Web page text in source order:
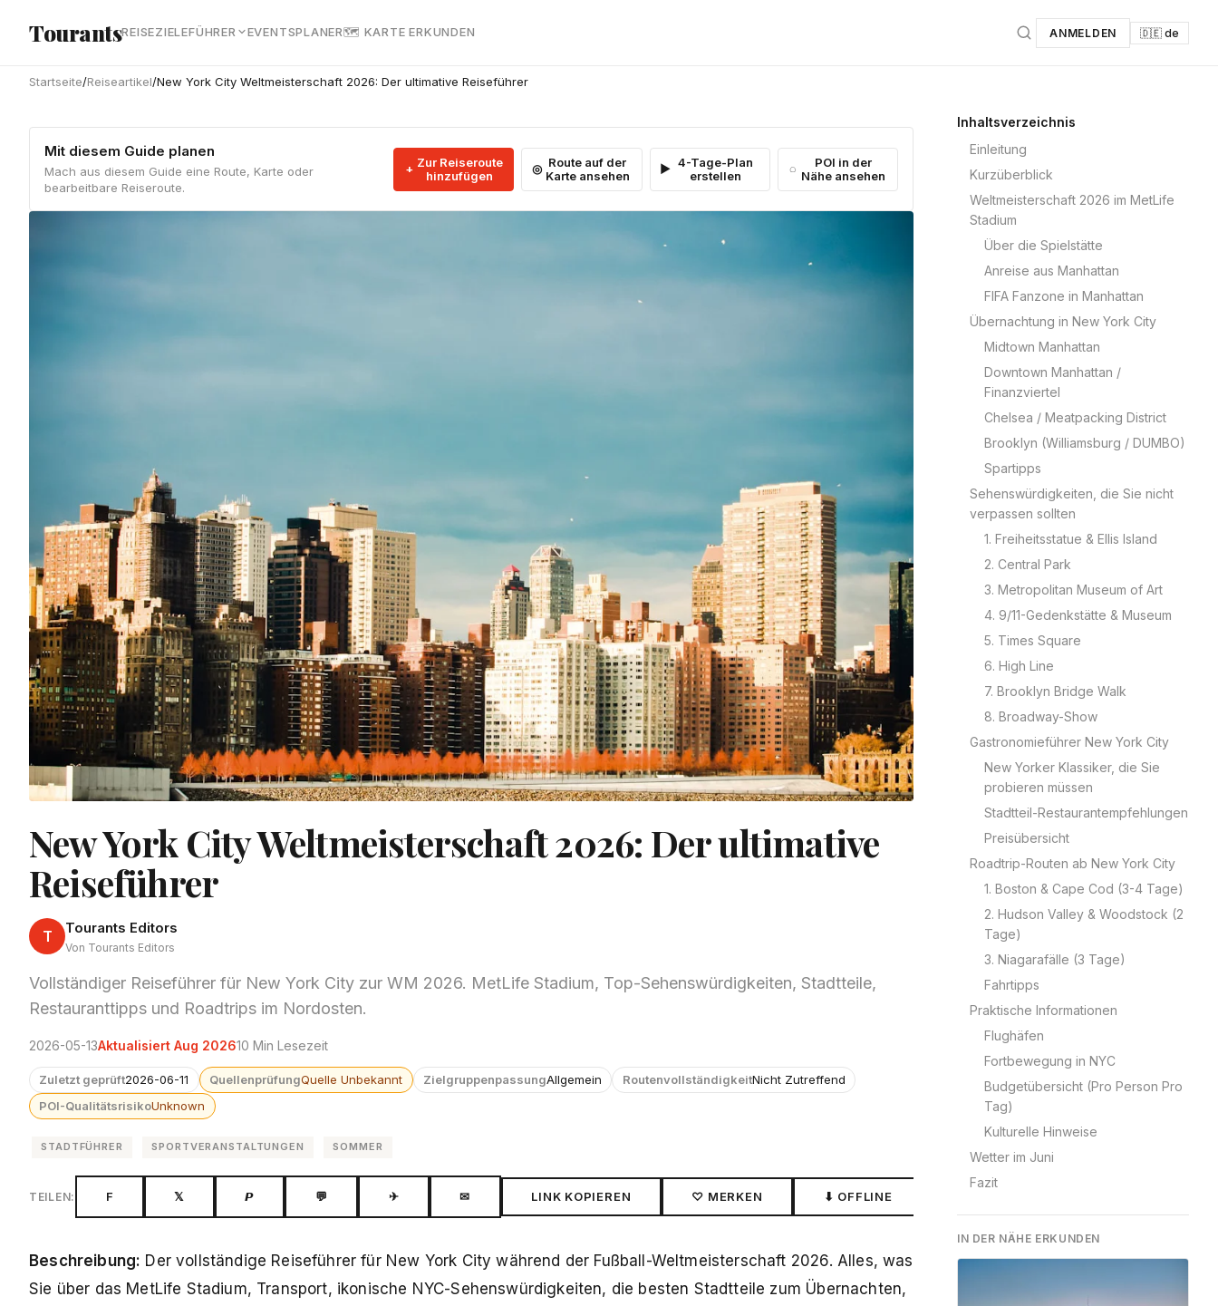
TourantsREISEZIELEFÜHRER EVENTSPLANER🗺 KARTE ERKUNDEN ANMELDEN 🇩🇪 de
Startseite/Reiseartikel/New York City Weltmeisterschaft 2026: Der ultimative Reiseführer
Mit diesem Guide planen
Mach aus diesem Guide eine Route, Karte oder
bearbeitbare Reiseroute.
Zur Reiseroute
hinzufügen
Route auf der
Karte ansehen
4-Tage-Plan
erstellen
POI in der
Nähe ansehen
New York City Weltmeisterschaft 2026: Der ultimative
Reiseführer
T Tourants Editors
Von Tourants Editors
Vollständiger Reiseführer für New York City zur WM 2026. MetLife Stadium, Top-Sehenswürdigkeiten, Stadtteile,
Restauranttipps und Roadtrips im Nordosten.
2026-05-13Aktualisiert Aug 202610 Min Lesezeit
Zuletzt geprüft2026-06-11 QuellenprüfungQuelle Unbekannt ZielgruppenpassungAllgemein RoutenvollständigkeitNicht Zutreffend
POI-QualitätsrisikoUnknown
STADTFÜHRER SPORTVERANSTALTUNGEN SOMMER
TEILEN: F 𝕏 𝙋 💬 ✈ ✉ LINK KOPIEREN ♡ MERKEN ⬇ OFFLINE
Beschreibung: Der vollständige Reiseführer für New York City während der Fußball-Weltmeisterschaft 2026. Alles, was
Sie über das MetLife Stadium, Transport, ikonische NYC-Sehenswürdigkeiten, die besten Stadtteile zum Übernachten,
Inhaltsverzeichnis
Einleitung
Kurzüberblick
Weltmeisterschaft 2026 im MetLife
Stadium
Über die Spielstätte
Anreise aus Manhattan
FIFA Fanzone in Manhattan
Übernachtung in New York City
Midtown Manhattan
Downtown Manhattan /
Finanzviertel
Chelsea / Meatpacking District
Brooklyn (Williamsburg / DUMBO)
Spartipps
Sehenswürdigkeiten, die Sie nicht
verpassen sollten
1. Freiheitsstatue & Ellis Island
2. Central Park
3. Metropolitan Museum of Art
4. 9/11-Gedenkstätte & Museum
5. Times Square
6. High Line
7. Brooklyn Bridge Walk
8. Broadway-Show
Gastronomieführer New York City
New Yorker Klassiker, die Sie
probieren müssen
Stadtteil-Restaurantempfehlungen
Preisübersicht
Roadtrip-Routen ab New York City
1. Boston & Cape Cod (3-4 Tage)
2. Hudson Valley & Woodstock (2
Tage)
3. Niagarafälle (3 Tage)
Fahrtipps
Praktische Informationen
Flughäfen
Fortbewegung in NYC
Budgetübersicht (Pro Person Pro
Tag)
Kulturelle Hinweise
Wetter im Juni
Fazit
IN DER NÄHE ERKUNDEN